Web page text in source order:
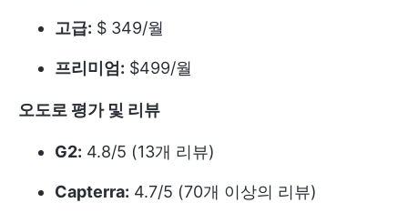
고급: $ 349/월
프리미엄: $499/월
오도로 평가 및 리뷰
G2: 4.8/5 (13개 리뷰)
Capterra: 4.7/5 (70개 이상의 리뷰)